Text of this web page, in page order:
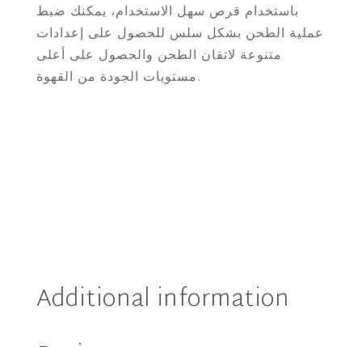
باستخدام قرص سهل الاستخدام، يمكنك ضبط
عملية الطحن بشكل سلس للحصول على إعدادات
متنوعة لاتقان الطحن والحصول على أعلى
مستويات الجودة من القهوة.
Additional information